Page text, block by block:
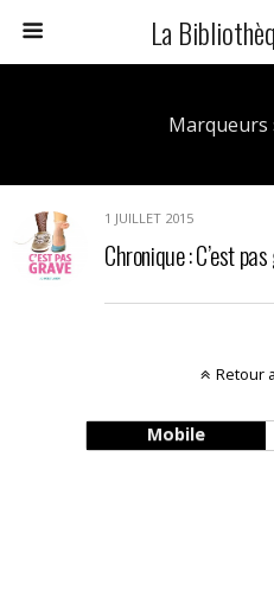
La
Marqueurs
1 JUILLET 2015
Chronique : C’est
Retour
Mobile